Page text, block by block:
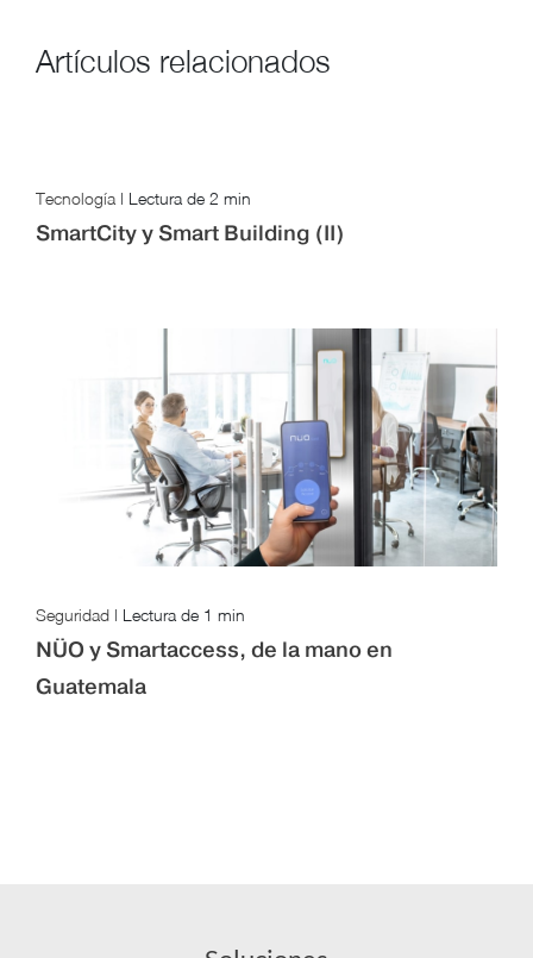
Artículos relacionados
Tecnología | Lectura de 2 min
SmartCity y Smart Building (II)
Seguridad | Lectura de 1 min
NÜO y Smartaccess, de la mano en
Guatemala